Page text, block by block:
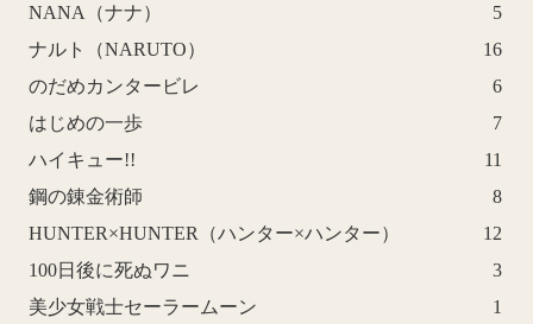
NANA（ナナ）
5
ナルト（NARUTO）
16
のだめカンタービレ
6
はじめの一歩
7
ハイキュー!!
11
鋼の錬金術師
8
HUNTER×HUNTER（ハンター×ハンター）
12
100日後に死ぬワニ
3
美少女戦士セーラームーン
1